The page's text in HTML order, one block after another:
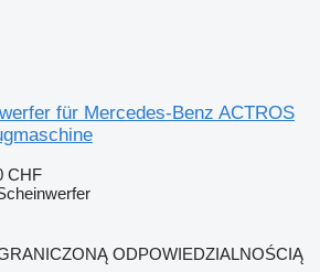
für Mercedes-Benz ACTROS
CHF
ODPOWIEDZIALNOŚCIĄ